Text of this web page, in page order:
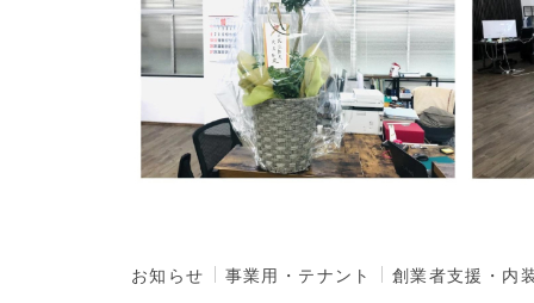
お知らせ 事業用・テナント 創業者支援・内